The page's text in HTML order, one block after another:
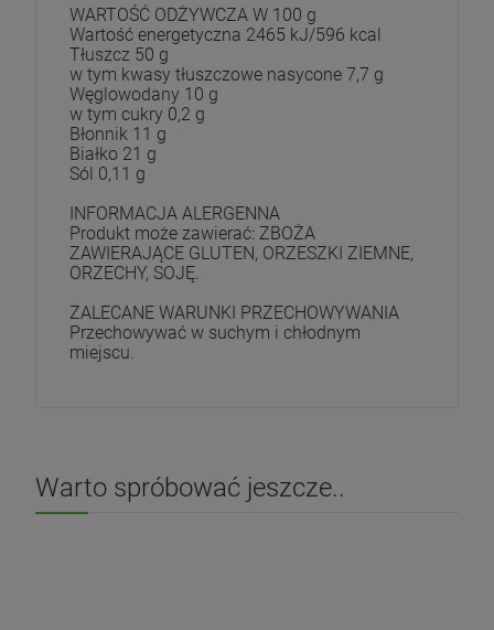
WARTOŚĆ ODŻYWCZA W 100 g
Wartość energetyczna 2465 kJ/596 kcal
Tłuszcz 50 g
w tym kwasy tłuszczowe nasycone 7,7 g
Węglowodany 10 g
w tym cukry 0,2 g
Błonnik 11 g
Białko 21 g
Sól 0,11 g
INFORMACJA ALERGENNA
Produkt może zawierać: ZBOŻA
ZAWIERAJĄCE GLUTEN, ORZESZKI ZIEMNE,
ORZECHY, SOJĘ.
ZALECANE WARUNKI PRZECHOWYWANIA
Przechowywać w suchym i chłodnym
miejscu.
Warto spróbować jeszcze..